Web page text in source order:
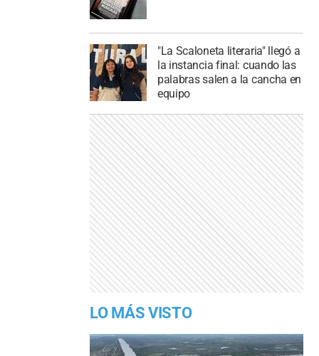
"La Scaloneta literaria" llegó a
la instancia final: cuando las
palabras salen a la cancha en
equipo
LO MÁS VISTO